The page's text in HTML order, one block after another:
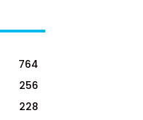
764
256
228